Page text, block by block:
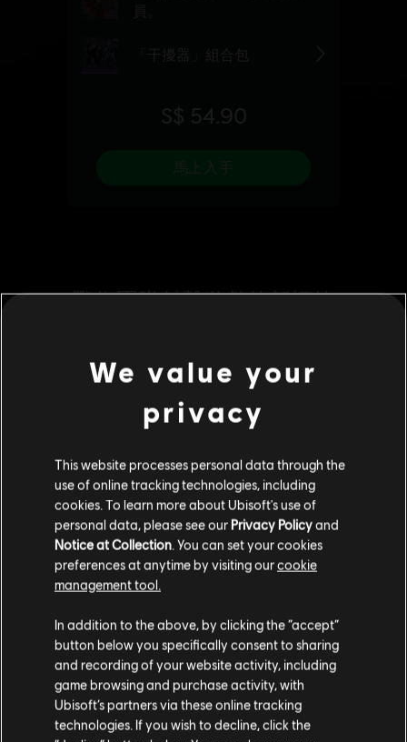
您是简体中文用户？
请您访问我们的简体中文商店来完成购买
留在此商店
We value your
privacy
This website processes personal data through the
use of online tracking technologies, including
cookies. To learn more about Ubisoft's use of
personal data, please see our Privacy Policyand
Notice at Collection. You can set your cookies
preferences at anytime by visiting ourcookie
management tool.
In addition to the above, by clicking the “accept”
button below you specifically consent to sharing
and recording of your website activity, including
game browsing and purchase activity, with
Ubisoft’s partners via these online tracking
technologies. If you wish to decline, click the